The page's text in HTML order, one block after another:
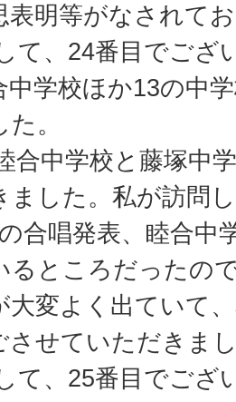
表明等がなされて
て、24番目でござ
中学校ほか13の中
。
合中学校と藤塚中
ました。私が訪問
合唱発表、睦合中
るところだったの
大変よく出ていて
させていただきま
て、25番目でござ